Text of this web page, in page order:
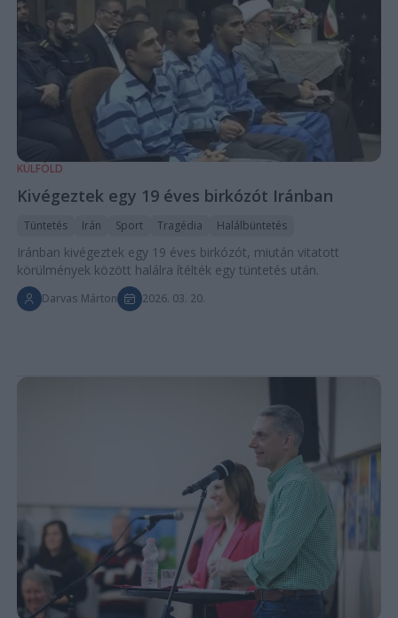
KÜLFÖLD
Kivégeztek egy 19 éves birkózót Iránban
Tüntetés Irán Sport Tragédia Halálbüntetés
Iránban kivégeztek egy 19 éves birkózót, miután vitatott
körülmények között halálra ítélték egy tüntetés után.
Darvas Márton 2026. 03. 20.